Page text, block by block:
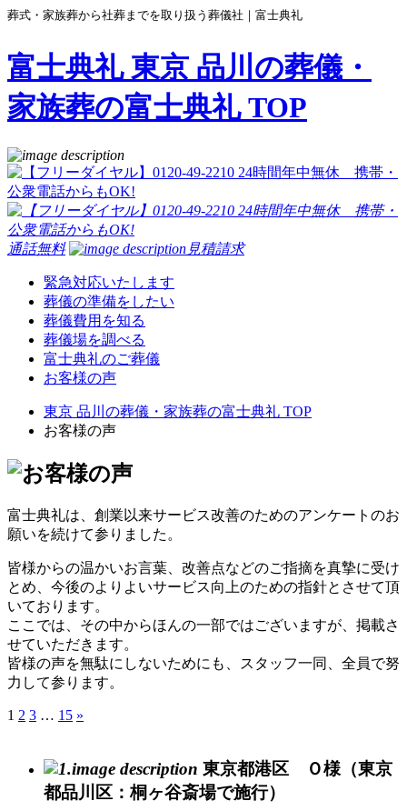
葬式・家族葬から社葬までを取り扱う葬儀社｜富士典礼
富士典礼 東京 品川の葬儀・
家族葬の富士典礼 TOP
通話無料 見積請求
緊急対応いたします
葬儀の準備をしたい
葬儀費用を知る
葬儀場を調べる
富士典礼のご葬儀
お客様の声
東京 品川の葬儀・家族葬の富士典礼 TOP
お客様の声
富士典礼は、創業以来サービス改善のためのアンケートのお
願いを続けて参りました。
皆様からの温かいお言葉、改善点などのご指摘を真摯に受け
とめ、今後のよりよいサービス向上のための指針とさせて頂
いております。
ここでは、その中からほんの一部ではございますが、掲載さ
せていただきます。
皆様の声を無駄にしないためにも、スタッフ一同、全員で努
力して参ります。
1 2 3 … 15 »
東京都港区 Ｏ様（東京
都品川区：桐ヶ谷斎場で施行）